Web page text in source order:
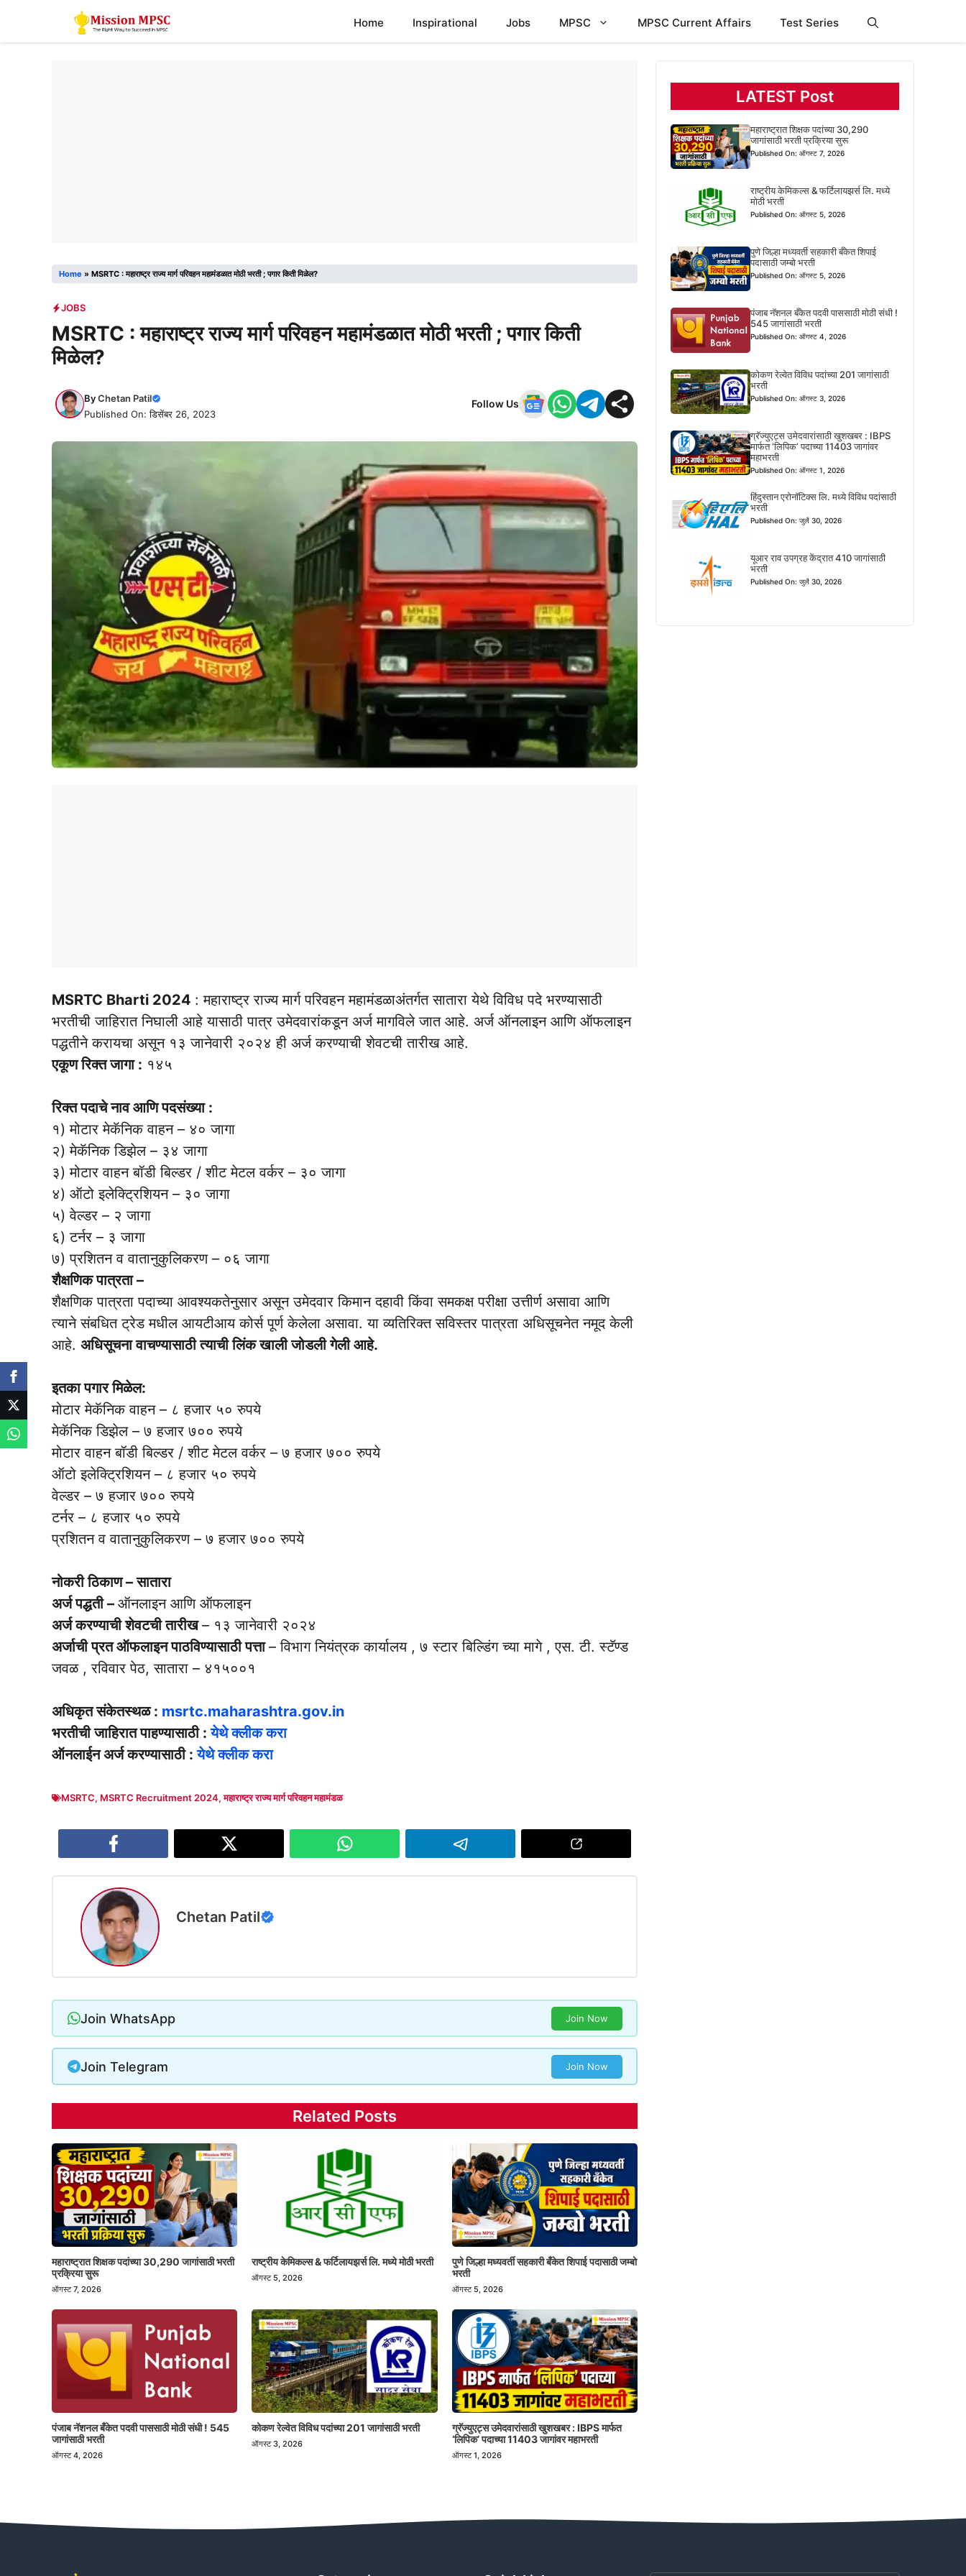
Home Inspirational Jobs MPSC MPSC Current Affairs Test Series
Home » MSRTC : महाराष्ट्र राज्य मार्ग परिवहन महामंडळात मोठी भरती ; पगार किती मिळेल?
JOBS
MSRTC : महाराष्ट्र राज्य मार्ग परिवहन महामंडळात मोठी भरती ; पगार किती
मिळेल?
ByChetan Patil
Published On: डिसेंबर 26, 2023
Follow Us
MSRTC Bharti 2024 : महाराष्ट्र राज्य मार्ग परिवहन महामंडळाअंतर्गत सातारा येथे विविध पदे भरण्यासाठी
भरतीची जाहिरात निघाली आहे यासाठी पात्र उमेदवारांकडून अर्ज मागविले जात आहे. अर्ज ऑनलाइन आणि ऑफलाइन
पद्धतीने करायचा असून १३ जानेवारी २०२४ ही अर्ज करण्याची शेवटची तारीख आहे.
एकूण रिक्त जागा : १४५
रिक्त पदाचे नाव आणि पदसंख्या :
१) मोटार मेकॅनिक वाहन – ४० जागा
२) मेकॅनिक डिझेल – ३४ जागा
३) मोटार वाहन बॉडी बिल्डर / शीट मेटल वर्कर – ३० जागा
४) ऑटो इलेक्ट्रिशियन – ३० जागा
५) वेल्डर – २ जागा
६) टर्नर – ३ जागा
७) प्रशितन व वातानुकुलिकरण – ०६ जागा
शैक्षणिक पात्रता –
शैक्षणिक पात्रता पदाच्या आवश्यकतेनुसार असून उमेदवार किमान दहावी किंवा समकक्ष परीक्षा उत्तीर्ण असावा आणि
त्याने संबधित ट्रेड मधील आयटीआय कोर्स पूर्ण केलेला असावा. या व्यतिरिक्त सविस्तर पात्रता अधिसूचनेत नमूद केली
आहे. अधिसूचना वाचण्यासाठी त्याची लिंक खाली जोडली गेली आहे.
इतका पगार मिळेल:
मोटार मेकॅनिक वाहन – ८ हजार ५० रुपये
मेकॅनिक डिझेल – ७ हजार ७०० रुपये
मोटार वाहन बॉडी बिल्डर / शीट मेटल वर्कर – ७ हजार ७०० रुपये
ऑटो इलेक्ट्रिशियन – ८ हजार ५० रुपये
वेल्डर – ७ हजार ७०० रुपये
टर्नर – ८ हजार ५० रुपये
प्रशितन व वातानुकुलिकरण – ७ हजार ७०० रुपये
नोकरी ठिकाण – सातारा
अर्ज पद्धती – ऑनलाइन आणि ऑफलाइन
अर्ज करण्याची शेवटची तारीख– १३ जानेवारी २०२४
अर्जाची प्रत ऑफलाइन पाठविण्यासाठी पत्ता– विभाग नियंत्रक कार्यालय , ७ स्टार बिल्डिंग च्या मागे , एस. टी. स्टॅण्ड
जवळ , रविवार पेठ, सातारा – ४१५००१
अधिकृत संकेतस्थळ : msrtc.maharashtra.gov.in
भरतीची जाहिरात पाहण्यासाठी :येथे क्लीक करा
ऑनलाईन अर्ज करण्यासाठी :येथे क्लीक करा
MSRTC, MSRTC Recruitment 2024,महाराष्ट्र राज्य मार्ग परिवहन महामंडळ
Chetan Patil
Join WhatsApp Join Now
Join Telegram Join Now
Related Posts
महाराष्ट्रात शिक्षक पदांच्या 30,290 जागांसाठी भरती
प्रक्रिया सुरू
ऑगस्ट 7, 2026
राष्ट्रीय केमिकल्स & फर्टिलायझर्स लि. मध्ये मोठी भरती
ऑगस्ट 5, 2026
पुणे जिल्हा मध्यवर्ती सहकारी बँकेत शिपाई पदासाठी जम्बो
भरती
ऑगस्ट 5, 2026
पंजाब नॅशनल बँकेत पदवी पाससाठी मोठी संधी ! 545
जागांसाठी भरती
ऑगस्ट 4, 2026
कोकण रेल्वेत विविध पदांच्या 201 जागांसाठी भरती
ऑगस्ट 3, 2026
ग्रॅज्युएट्स उमेदवारांसाठी खुशखबर : IBPS मार्फत
‘लिपिक’ पदाच्या 11403 जागांवर महाभरती
ऑगस्ट 1, 2026
LATEST Post
महाराष्ट्रात शिक्षक पदांच्या 30,290
जागांसाठी भरती प्रक्रिया सुरू
Published On: ऑगस्ट 7, 2026
राष्ट्रीय केमिकल्स & फर्टिलायझर्स लि. मध्ये
मोठी भरती
Published On: ऑगस्ट 5, 2026
पुणे जिल्हा मध्यवर्ती सहकारी बँकेत शिपाई
पदासाठी जम्बो भरती
Published On: ऑगस्ट 5, 2026
पंजाब नॅशनल बँकेत पदवी पाससाठी मोठी संधी !
545 जागांसाठी भरती
Published On: ऑगस्ट 4, 2026
कोकण रेल्वेत विविध पदांच्या 201 जागांसाठी
भरती
Published On: ऑगस्ट 3, 2026
ग्रॅज्युएट्स उमेदवारांसाठी खुशखबर : IBPS
मार्फत ‘लिपिक’ पदाच्या 11403 जागांवर
महाभरती
Published On: ऑगस्ट 1, 2026
हिंदुस्तान एरोनॉटिक्स लि. मध्ये विविध पदांसाठी
भरती
Published On: जुलै 30, 2026
यूआर राव उपग्रह केंद्रात 410 जागांसाठी
भरती
Published On: जुलै 30, 2026